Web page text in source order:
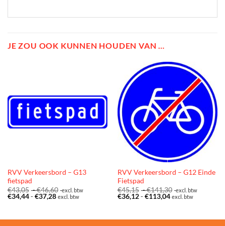
JE ZOU OOK KUNNEN HOUDEN VAN …
RVV Verkeersbord – G13
fietspad
€43,05 -€46,60 Prijsklasse:
€43,05
excl. btw
€34,44 - €37,28Prijsklasse:
excl. btw
RVV Verkeersbord – G12 Einde
Fietspad
€45,15 -€141,30 Prijsklasse:
€45,15
excl. btw
€36,12 - €113,04Prijsklasse:
excl. btw